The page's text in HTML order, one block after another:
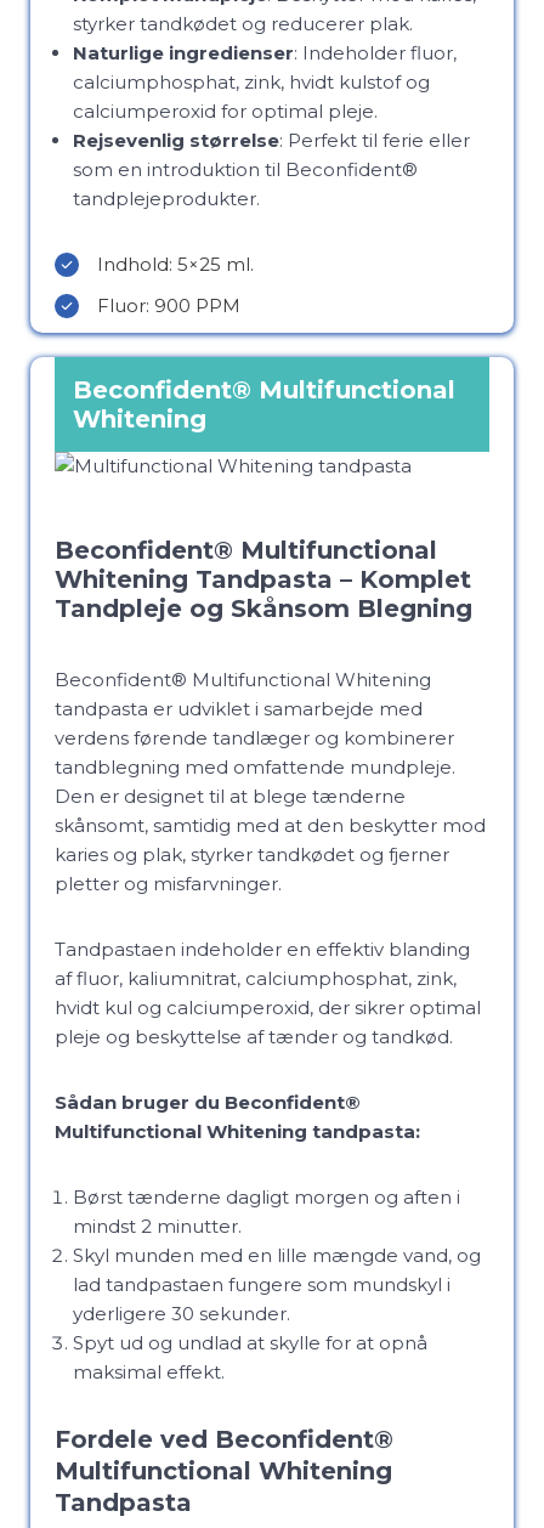
styrker tandkødet og reducerer plak.
Naturlige ingredienser: Indeholder fluor,
calciumphosphat, zink, hvidt kulstof og
calciumperoxid for optimal pleje.
Rejsevenlig størrelse: Perfekt til ferie eller
som en introduktion til Beconfident®
tandplejeprodukter.
Indhold: 5×25 ml.
Fluor: 900 PPM
Beconfident® Multifunctional
Whitening
Beconfident® Multifunctional
Whitening Tandpasta – Komplet
Tandpleje og Skånsom Blegning
Beconfident® Multifunctional Whitening
tandpasta er udviklet i samarbejde med
verdens førende tandlæger og kombinerer
tandblegning med omfattende mundpleje.
Den er designet til at blege tænderne
skånsomt, samtidig med at den beskytter mod
karies og plak, styrker tandkødet og fjerner
pletter og misfarvninger.
Tandpastaen indeholder en effektiv blanding
af fluor, kaliumnitrat, calciumphosphat, zink,
hvidt kul og calciumperoxid, der sikrer optimal
pleje og beskyttelse af tænder og tandkød.
Sådan bruger du Beconfident®
Multifunctional Whitening tandpasta:
Børst tænderne dagligt morgen og aften i
mindst 2 minutter.
Skyl munden med en lille mængde vand, og
lad tandpastaen fungere som mundskyl i
yderligere 30 sekunder.
Spyt ud og undlad at skylle for at opnå
maksimal effekt.
Fordele ved Beconfident®
Multifunctional Whitening
Tandpasta